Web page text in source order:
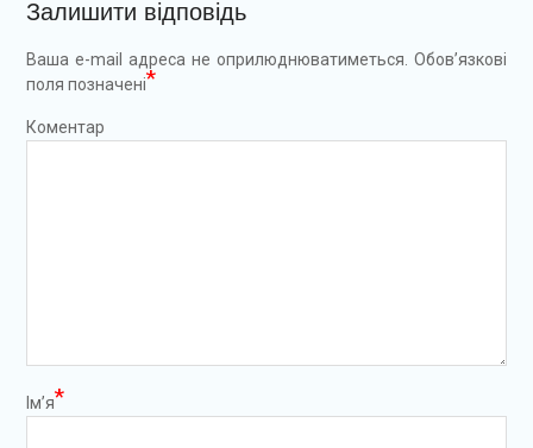
Залишити відповідь
Ваша e-mail адреса не оприлюднюватиметься. Обов’язкові
поля позначені*
Коментар
Ім’я*